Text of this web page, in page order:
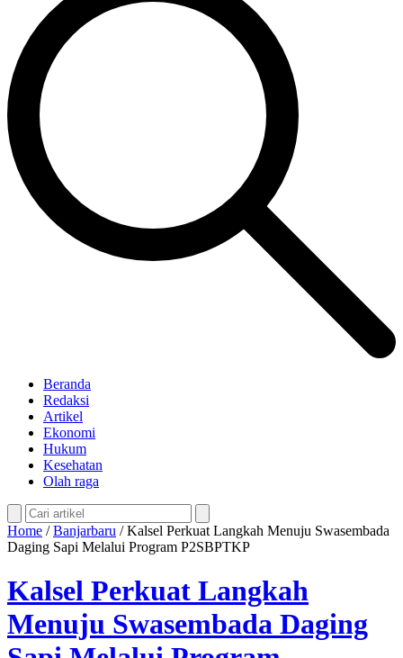
Beranda
Redaksi
Artikel
Ekonomi
Hukum
Kesehatan
Olah raga
Home /Banjarbaru /Kalsel Perkuat Langkah Menuju Swasembada
Daging Sapi Melalui Program P2SBPTKP
Kalsel Perkuat Langkah
Menuju Swasembada Daging